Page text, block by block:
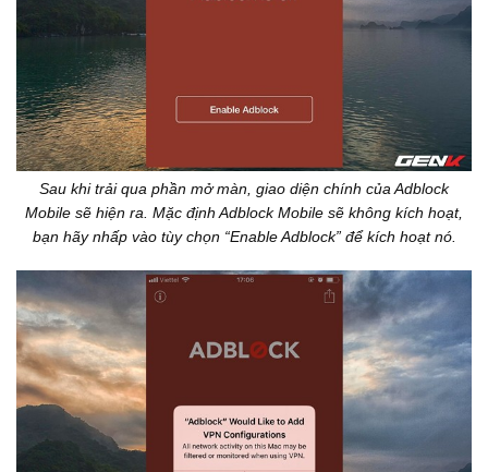
Sau khi trải qua phần mở màn, giao diện chính của Adblock
Mobile sẽ hiện ra. Mặc định Adblock Mobile sẽ không kích hoạt,
bạn hãy nhấp vào tùy chọn “Enable Adblock” để kích hoạt nó.